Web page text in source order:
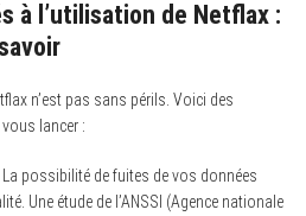
à l’utilisation de Netflax :
n’est pas sans périls. Voici des
lancer :
La possibilité de fuites de vos données
Une étude de l’ANSSI (Agence nationale